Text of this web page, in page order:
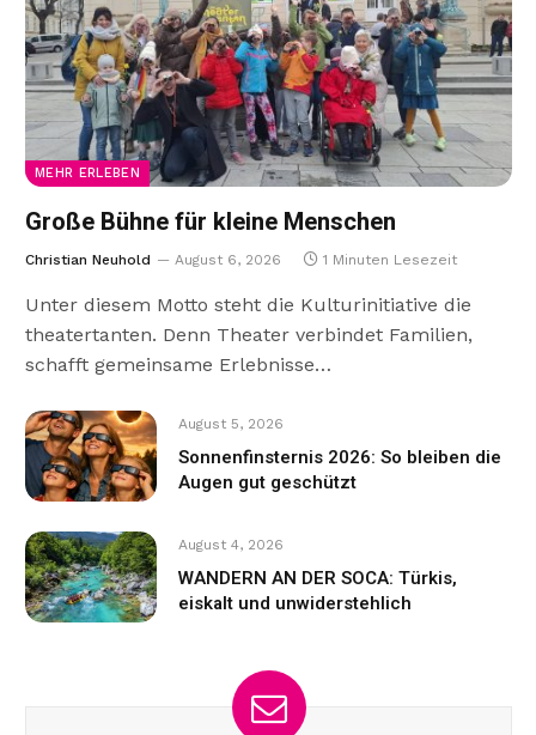
MEHR ERLEBEN
Große Bühne für kleine Menschen
Christian Neuhold August 6, 2026 1 Minuten Lesezeit
Unter diesem Motto steht die Kulturinitiative die
theatertanten. Denn Theater verbindet Familien,
schafft gemeinsame Erlebnisse…
August 5, 2026
Sonnenfinsternis 2026: So bleiben die
Augen gut geschützt
August 4, 2026
WANDERN AN DER SOCA: Türkis,
eiskalt und unwiderstehlich